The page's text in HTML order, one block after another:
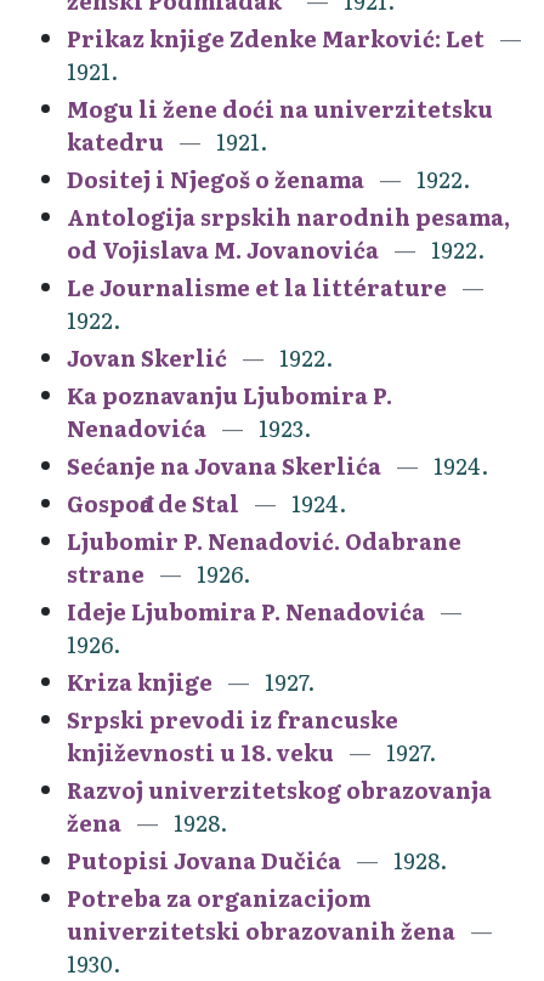
Prikaz knjige Zdenke Marković: Let
1921.
Mogu li žene doći na univerzitetsku
katedru
1921.
Dositej i Njegoš o ženama
1922.
Antologija srpskih narodnih pesama,
od Vojislava M. Jovanovića
1922.
Le Journalisme et la littérature
1922.
Jovan Skerlić
1922.
Ka poznavanju Ljubomira P.
Nenadovića
1923.
Sećanje na Jovana Skerlića
1924.
Gospođa de Stal
1924.
Ljubomir P. Nenadović. Odabrane
strane
1926.
Ideje Ljubomira P. Nenadovića
1926.
Kriza knjige
1927.
Srpski prevodi iz francuske
književnosti u 18. veku
1927.
Razvoj univerzitetskog obrazovanja
žena
1928.
Putopisi Jovana Dučića
1928.
Potreba za organizacijom
univerzitetski obrazovanih žena
1930.